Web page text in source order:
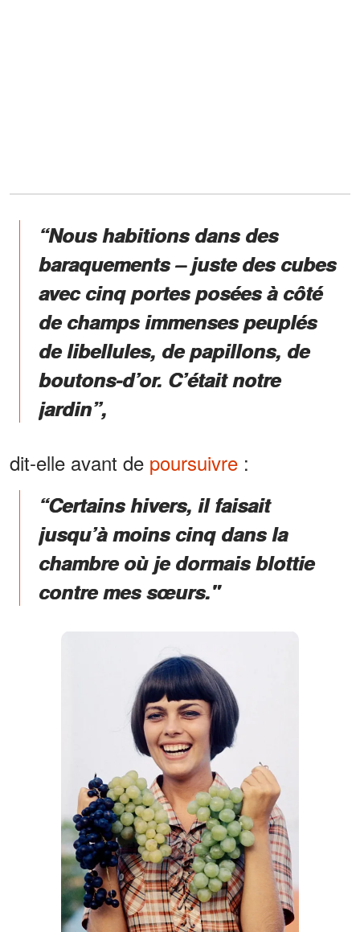
“Nous habitions dans des
baraquements – juste des cubes
avec cinq portes posées à côté
de champs immenses peuplés
de libellules, de papillons, de
boutons-d’or. C’était notre
jardin”,
dit-elle avant de poursuivre :
“Certains hivers, il faisait
jusqu’à moins cinq dans la
chambre où je dormais blottie
contre mes sœurs."